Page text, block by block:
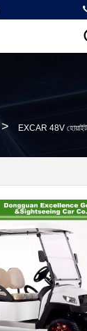
> EXCAR 48V হোয়াইট 6 স্যুটার বৈদ্যুতিক গল্ফ কার্ট মিনি ক্লাব গাড়ী গলফ